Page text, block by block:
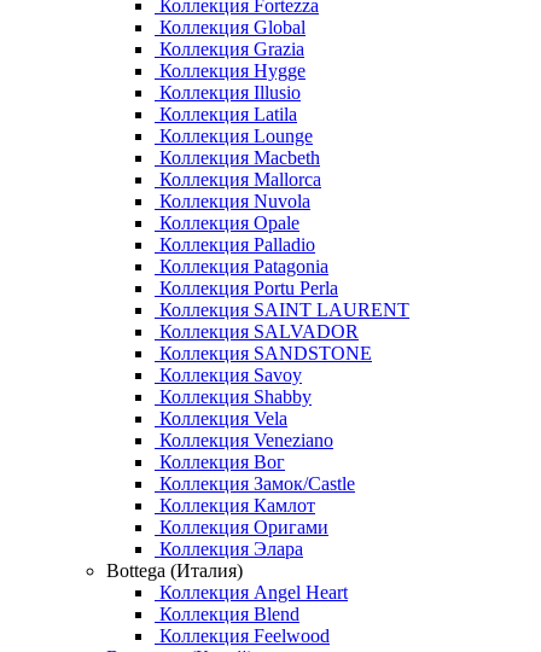
Коллекция Fortezza
Коллекция Global
Коллекция Grazia
Коллекция Hygge
Коллекция Illusio
Коллекция Latila
Коллекция Lounge
Коллекция Macbeth
Коллекция Mallorca
Коллекция Nuvola
Коллекция Opale
Коллекция Palladio
Коллекция Patagonia
Коллекция Portu Perla
Коллекция SAINT LAURENT
Коллекция SALVADOR
Коллекция SANDSTONE
Коллекция Savoy
Коллекция Shabby
Коллекция Vela
Коллекция Veneziano
Коллекция Вог
Коллекция Замок/Castle
Коллекция Камлот
Коллекция Оригами
Коллекция Элара
Bottega (Италия)
Коллекция Angel Heart
Коллекция Blend
Коллекция Feelwood